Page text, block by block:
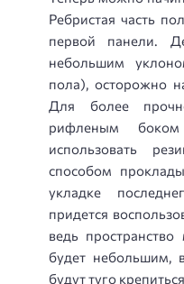
Ребристая часть
первой панели.
небольшим
пола), осторожно
Для более
рифленым
использовать
способом
укладке
придется
ведь
будет небольшим,
будут туго